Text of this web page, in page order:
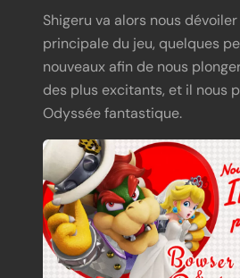
Shigeru va alors nous
principale du jeu, quelques
nouveaux afin de nous
des plus excitants, et il nous
Odyssée fantastique.